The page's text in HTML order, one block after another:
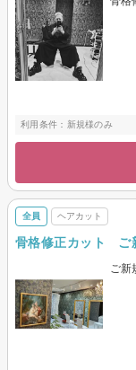
利用条件：新規様のみ
全員 ヘアカット
骨格修正カット ご
ご